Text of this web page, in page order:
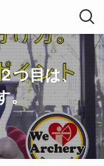
つ目は、
。